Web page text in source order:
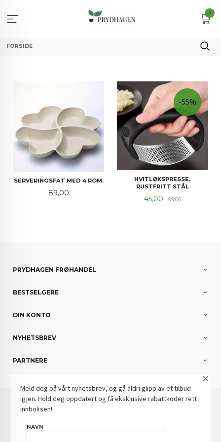
innholdet
0
FORSIDE
SERVERINGSFAT MED 4 ROM.
Pris
89,00
HVITLØKSPRESSE,
RUSTFRITT STÅL
Tilbud
45,00 99,00Rabatt
-55%
PRYDHAGEN FRØHANDEL
BESTSELGERE
DIN KONTO
NYHETSBREV
PARTNERE
Norwegian
FRAKT
×
Meld deg på vårt nyhetsbrev, og gå aldri glipp av et tilbud
igjen. Hold deg oppdatert og få eksklusive rabattkoder rett i
innboksen!
NAVN